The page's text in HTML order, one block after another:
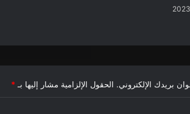
بريدك الإلكتروني. الحقول الإلزامية مشار إليها بـ *